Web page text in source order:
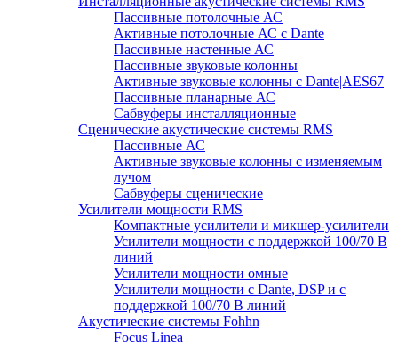
Пассивные потолочные АС
Активные потолочные АС с Dante
Пассивные настенные АС
Пассивные звуковые колонны
Активные звуковые колонны с Dante|AES67
Пассивные планарные АС
Сабвуферы инсталляционные
Сценические акустические системы RMS
Пассивные АС
Активные звуковые колонны с изменяемым
лучом
Сабвуферы сценические
Усилители мощности RMS
Компактные усилители и микшер-усилители
Усилители мощности с поддержкой 100/70 В
линий
Усилители мощности омные
Усилители мощности с Dante, DSP и с
поддержкой 100/70 В линий
Акустические системы Fohhn
Focus Linea